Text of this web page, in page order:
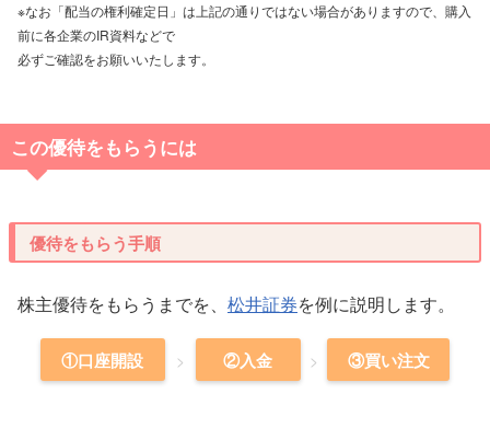
※なお「配当の権利確定日」は上記の通りではない場合がありますので、購入
前に各企業のIR資料などで
必ずご確認をお願いいたします。
この優待をもらうには
優待をもらう手順
株主優待をもらうまでを、 松井証券を例に説明します。
①口座開設 ②入金 ③買い注文